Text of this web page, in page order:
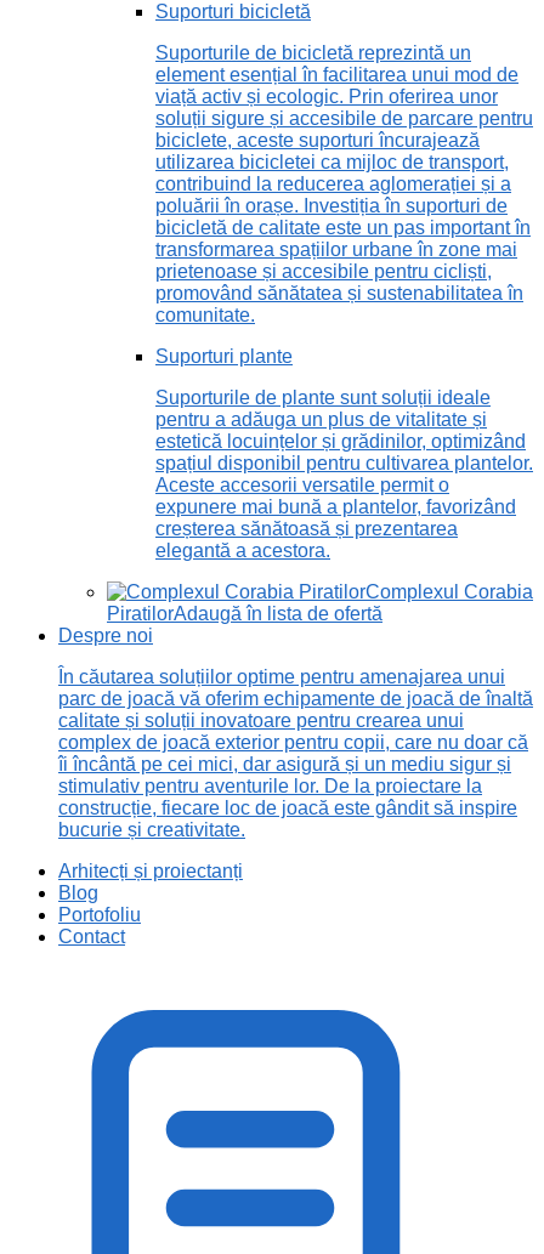
Suporturi bicicletă
Suporturile de bicicletă reprezintă un
element esențial în facilitarea unui mod de
viață activ și ecologic. Prin oferirea unor
soluții sigure și accesibile de parcare pentru
biciclete, aceste suporturi încurajează
utilizarea bicicletei ca mijloc de transport,
contribuind la reducerea aglomerației și a
poluării în orașe. Investiția în suporturi de
bicicletă de calitate este un pas important în
transformarea spațiilor urbane în zone mai
prietenoase și accesibile pentru cicliști,
promovând sănătatea și sustenabilitatea în
comunitate.
Suporturi plante
Suporturile de plante sunt soluții ideale
pentru a adăuga un plus de vitalitate și
estetică locuințelor și grădinilor, optimizând
spațiul disponibil pentru cultivarea plantelor.
Aceste accesorii versatile permit o
expunere mai bună a plantelor, favorizând
creșterea sănătoasă și prezentarea
elegantă a acestora.
Complexul Corabia
PiratilorAdaugă în lista de ofertă
Despre noi
În căutarea soluțiilor optime pentru amenajarea unui
parc de joacă vă oferim echipamente de joacă de înaltă
calitate și soluții inovatoare pentru crearea unui
complex de joacă exterior pentru copii, care nu doar că
îi încântă pe cei mici, dar asigură și un mediu sigur și
stimulativ pentru aventurile lor. De la proiectare la
construcție, fiecare loc de joacă este gândit să inspire
bucurie și creativitate.
Arhitecți și proiectanți
Blog
Portofoliu
Contact